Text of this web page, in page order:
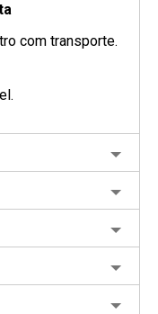
com transporte.